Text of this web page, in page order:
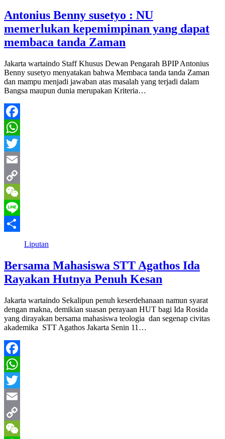
Antonius Benny susetyo : NU
memerlukan kepemimpinan yang dapat
membaca tanda Zaman
Jakarta wartaindo Staff Khusus Dewan Pengarah BPIP Antonius
Benny susetyo menyatakan bahwa Membaca tanda tanda Zaman
dan mampu menjadi jawaban atas masalah yang terjadi dalam
Bangsa maupun dunia merupakan Kriteria…
Facebook
WhatsApp
Twitter
Email
Copy
Link
WeChat
Line
Liputan
Bersama Mahasiswa STT Agathos Ida
Rayakan Hutnya Penuh Kesan
Jakarta wartaindo Sekalipun penuh keserdehanaan namun syarat
dengan makna, demikian suasan perayaan HUT bagi Ida Rosida
yang dirayakan bersama mahasiswa teologia dan segenap civitas
akademika STT Agathos Jakarta Senin 11…
Facebook
WhatsApp
Twitter
Email
Copy